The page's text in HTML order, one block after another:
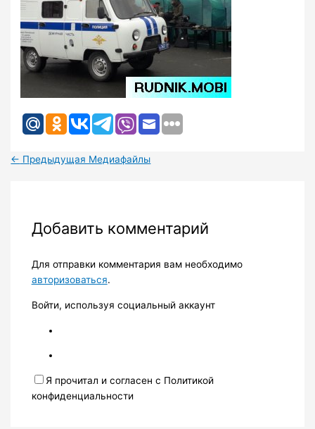
← Предыдущая Медиафайлы
Добавить комментарий
Для отправки комментария вам необходимо
авторизоваться.
Войти, используя социальный аккаунт
Я прочитал и согласен с Политикой
конфиденциальности